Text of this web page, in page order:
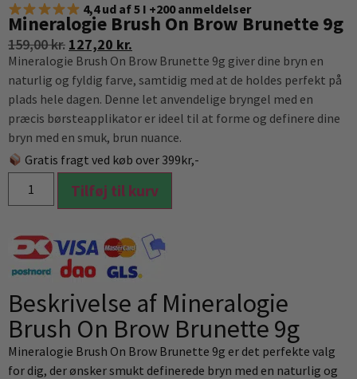
4,4 ud af 5 I +200 anmeldelser
Mineralogie Brush On Brow Brunette 9g
159,00kr. 127,20 kr.
Mineralogie Brush On Brow Brunette 9g giver dine bryn en
naturlig og fyldig farve, samtidig med at de holdes perfekt på
plads hele dagen. Denne let anvendelige bryngel med en
præcis børsteapplikator er ideel til at forme og definere dine
bryn med en smuk, brun nuance.
Gratis fragt ved køb over 399kr,-
Tilføj til kurv
Beskrivelse af Mineralogie
Brush On Brow Brunette 9g
Mineralogie Brush On Brow Brunette 9g er det perfekte valg
for dig, der ønsker smukt definerede bryn med en naturlig og